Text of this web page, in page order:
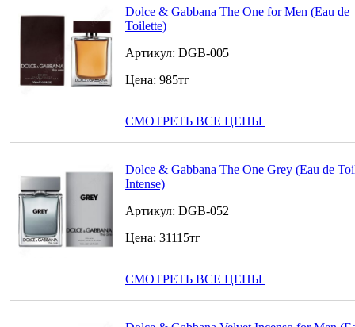
Dolce & Gabbana The One for Men (Eau de
Toilette)
Артикул: DGB-005
Цена: 985тг
СМОТРЕТЬ ВСЕ ЦЕНЫ
Dolce & Gabbana The One Grey (Eau de
Intense)
Артикул: DGB-052
Цена: 31115тг
СМОТРЕТЬ ВСЕ ЦЕНЫ